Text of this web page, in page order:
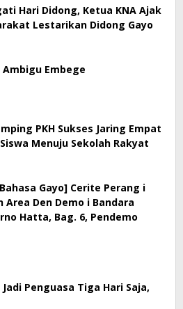
Hari Didong, Ketua KNA Ajak
Lestarikan Didong Gayo
Ambigu Embege
PKH Sukses Jaring Empat
Menuju Sekolah Rakyat
Gayo] Cerite Perang i
Area Den Demo i Bandara
Hatta, Bag. 6, Pendemo
Penguasa Tiga Hari Saja,